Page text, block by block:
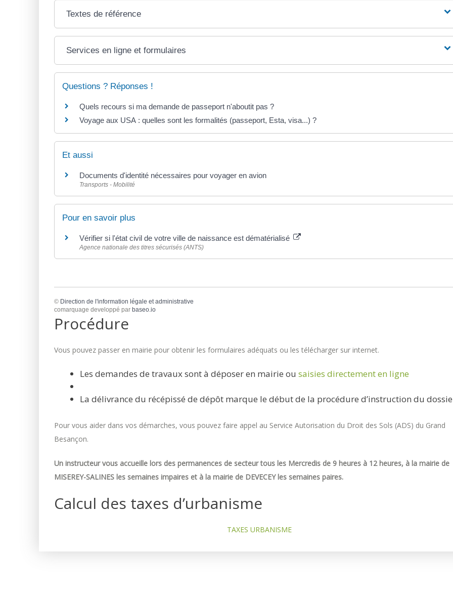
Textes de référence
Services en ligne et formulaires
Questions ? Réponses !
Quels recours si ma demande de passeport n'aboutit pas ?
Voyage aux USA : quelles sont les formalités (passeport, Esta, visa...) ?
Et aussi
Documents d'identité nécessaires pour voyager en avion
Transports - Mobilité
Pour en savoir plus
Vérifier si l'état civil de votre ville de naissance est dématérialisé
Agence nationale des titres sécurisés (ANTS)
© Direction de l'information légale et administrative
comarquage developpé par baseo.io
Procédure
Vous pouvez passer en mairie pour obtenir les formulaires adéquats ou les télécharger sur internet.
Les demandes de travaux sont à déposer en mairie ou saisies directement en ligne
La délivrance du récépissé de dépôt marque le début de la procédure d’instruction du
Pour vous aider dans vos démarches, vous pouvez faire appel au Service Autorisation du Droit des Sols (ADS) du Grand
Besançon.
Un instructeur vous accueille lors des permanences de secteur tous les Mercredis de 9 heures à 12 heures, à la mairie de
MISEREY-SALINES les semaines impaires et à la mairie de DEVECEY les semaines paires.
Calcul des taxes d’urbanisme
TAXES URBANISME